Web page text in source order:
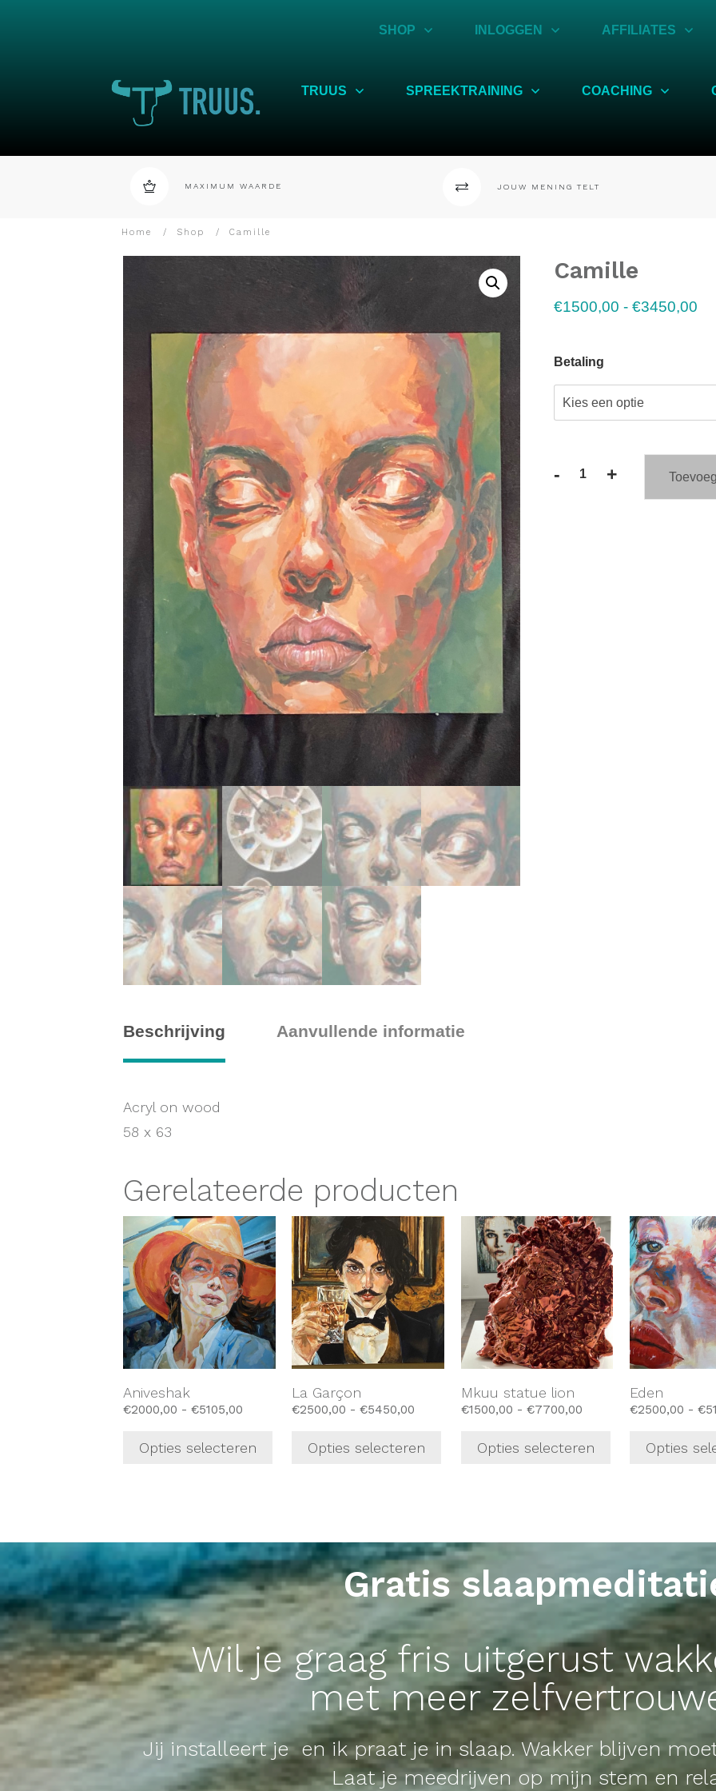
SHOP INLOGGEN AFFILIATES
TRUUS SPREEKTRAINING COACHING
MAXIMUM WAARDE JOUW MENING TELT
Home / Shop / Camille
Camille
€1500,00 - €3450,00
Betaling
- +
Beschrijving Aanvullende informatie
Acryl on wood
58 x 63
Gerelateerde producten
Aniveshak
€2000,00 - €5105,00
Opties selecteren
La Garçon
€2500,00 - €5450,00
Opties selecteren
Mkuu statue lion
€1500,00 - €7700,00
Opties selecteren
Eden
€2500,00 - €
Opties
Gratis
Wil je graag fris uitgerust
met meer
Jij installeert je en ik praat je in slaap. Wakker blijven
Laat je meedrijven op mijn stem en